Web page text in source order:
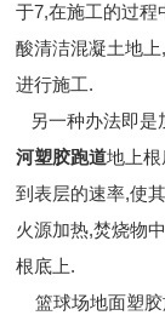
于7,在施工的过程
酸清洁混凝土地
进行施工.
另一种办法即是
河塑胶跑道地上
到表层的速率,使
火源加热,焚烧物
根底上.
篮球场地面塑